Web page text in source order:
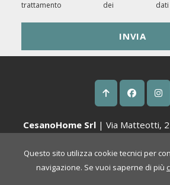
Questo sito utilizza cookie tecnici per
navigazione. Se vuoi saperne di più
trattamento dei dati
CesanoHome Srl | Via Matteotti,
P.Iva 09805830966 | Cap. Soc € 10.000
Privacy|Cookies Policy|Powered by